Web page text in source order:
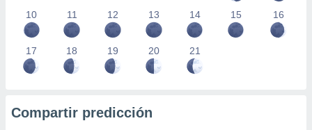
10 11 12 13 14 15 16
17 18 19 20 21
Compartir predicción